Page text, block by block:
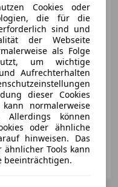
411 1
140 kW (190 PS)
Cookies oder
die für die
sind und
der Webseite
als Folge
um wichtige
Aufrechterhalten
dieser Cookies
normalerweise
Allerdings können
oder ähnliche
hinweisen. Das
ähnlicher Tools kann
beeinträchtigen.